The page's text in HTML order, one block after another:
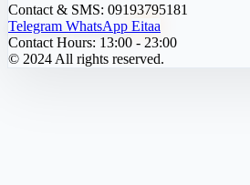
Contact & SMS: 09193795181
Telegram WhatsApp Eitaa
Contact Hours: 13:00 - 23:00
© 2024 All rights reserved.